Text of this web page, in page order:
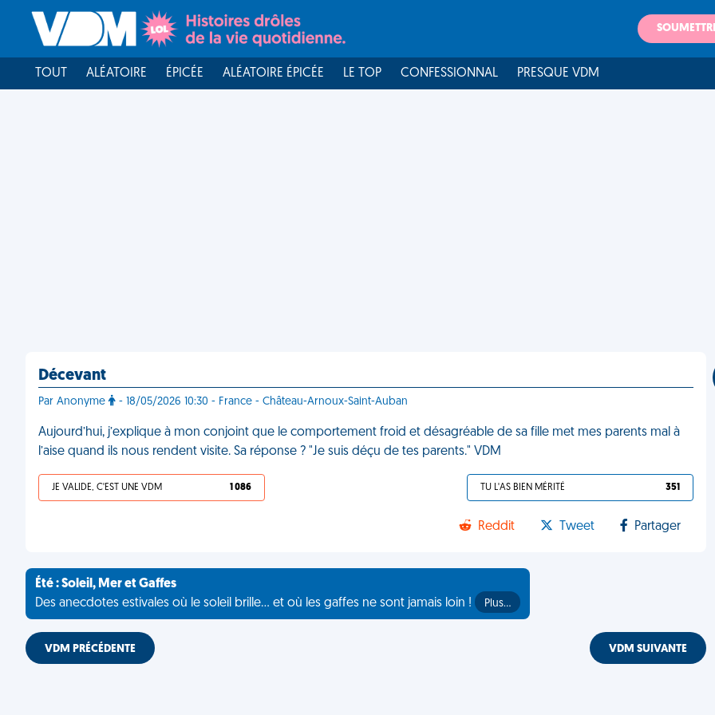
TOUT ALÉATOIRE ÉPICÉE ALÉATOIRE ÉPICÉE LE TOP CONFESSIONNAL PRESQUE VDM
Décevant
Par Anonyme - 18/05/2026 10:30 - France - Château-Arnoux-Saint-Auban
Aujourd’hui, j’explique à mon conjoint que le comportement froid et désagréable de sa fille met mes parents mal à
l’aise quand ils nous rendent visite. Sa réponse ? "Je suis déçu de tes parents." VDM
JE VALIDE, C'EST UNE VDM 1 086 TU L'AS BIEN MÉRITÉ 351
Reddit Tweet Partager
Été : Soleil, Mer et Gaffes
Des anecdotes estivales où le soleil brille... et où les gaffes ne sont jamais loin !
Plus…
VDM PRÉCÉDENTE VDM SUIVANTE